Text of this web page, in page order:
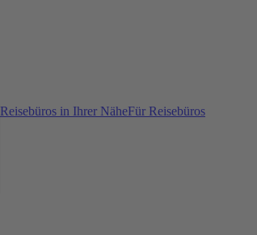
Reisebüros in Ihrer NäheFür Reisebüros